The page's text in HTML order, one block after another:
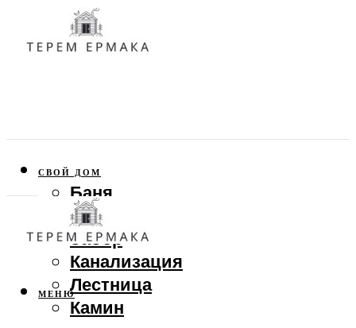
СВОЙ ДОМ
Баня
Веранда
Забор
Канализация
Лестница
Камин
МЕНЮ